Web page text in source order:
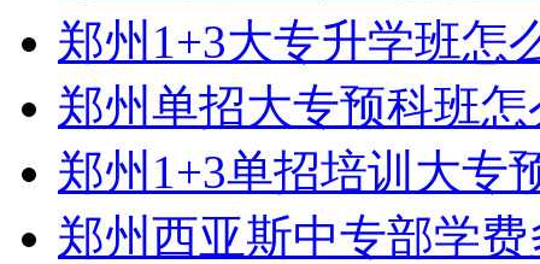
郑州1+3大专升学班怎
郑州单招大专预科班
郑州1+3单招培训大专
郑州西亚斯中专部学